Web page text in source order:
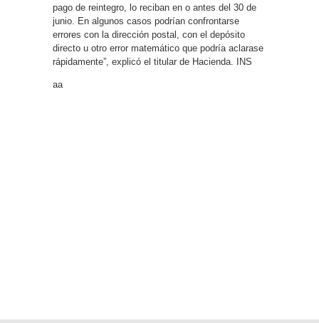
pago de reintegro, lo reciban en o antes del 30 de
junio. En algunos casos podrían confrontarse
errores con la dirección postal, con el depósito
directo u otro error matemático que podría aclarase
rápidamente”, explicó el titular de Hacienda. INS
aa